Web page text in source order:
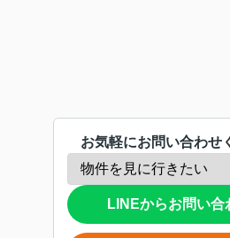
お気軽にお問い合わせ
LINEからお問い合